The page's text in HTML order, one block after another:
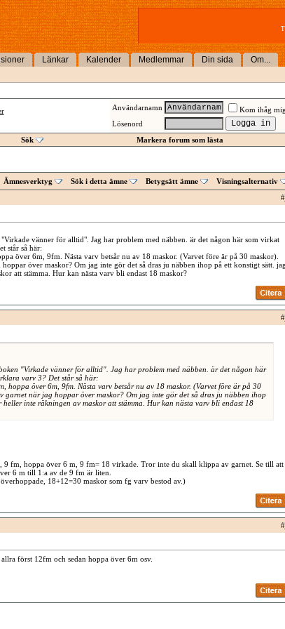
Länkar Kalender Medlemmar Din sida Om...
Användarnamn
Kom ihåg
Lösenord
Sök Markera forum som lästa
Ämnesverktyg Sök i detta ämne Betygsätt ämne
Visningsalternativ
#
vänner för alltid". Jag har problem med näbben. är det någon här som virkat
står så här:
över 6m, 9fm. Nästa varv betsår nu av 18 maskor. (Varvet före är på 30 maskor).
över maskor? Om jag inte gör det så dras ju näbben ihop på ett konstigt sätt.
att stämma. Hur kan nästa varv bli endast 18 maskor?
#
"Virkade vänner för alltid". Jag har problem med näbben. är det någon här
varv 3? Det står så här:
hoppa över 6m, 9fm. Nästa varv betsår nu av 18 maskor. (Varvet före är på 30
garnet när jag hoppar över maskor? Om jag inte gör det så dras ju näbben ihop
inte räkningen av maskor att stämma. Hur kan nästa varv bli endast 18
9 fm, hoppa över 6 m, 9 fm= 18 virkade. Tror inte du skall klippa av garnet. Se till att
6 m till 1:a av de 9 fm är liten.
18+12=30 maskor som fg varv bestod av.)
#
först 12fm och sedan hoppa över 6m osv.